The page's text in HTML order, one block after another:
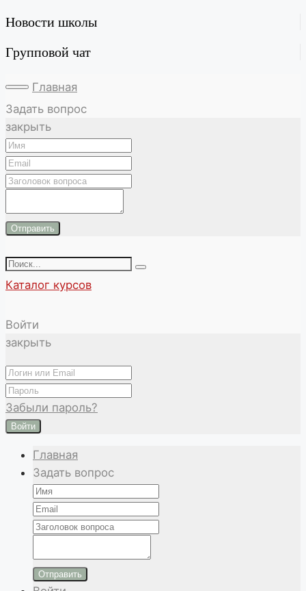
Новости школы
Групповой чат
Главная
Задать вопрос
закрыть
Отправить
Каталог курсов
Войти
закрыть
Забыли пароль?
Войти
Главная
Задать вопрос
Отправить